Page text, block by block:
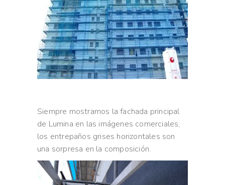
Siempre mostramos la fachada principal
de Lumina en las imágenes comerciales,
los entrepaños grises horizontales son
una sorpresa en la composición.